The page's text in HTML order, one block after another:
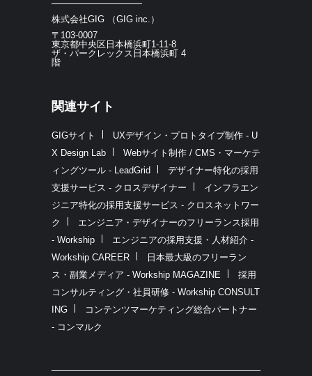
株式会社GIG （GIG inc.）
〒103-0007
東京都中央区日本橋浜町1-11-8
ザ・パークレックス日本橋浜町 4
階
関連サイト
GIGサイト
UXデザイン・プロトタイプ制作 - U
X Design Lab
Webサイト制作 / CMS・マーケテ
ィングツール - LeadGrid
デザイナー特化の採用
支援サービス - クロスデザイナー
インフラエン
ジニア特化の採用支援サービス - クロスネットワー
ク
エンジニア・デザイナーのフリーランス採用
- Workship
エンジニアの採用支援・人材紹介 -
Workship CAREER
日本最大級のフリーラン
ス・副業メディア - Workship MAGAZINE
採用
コンサルティング・社員研修 - Workship CONSULT
ING
コンテンツマーケティング総合パートナー
- コンマルク